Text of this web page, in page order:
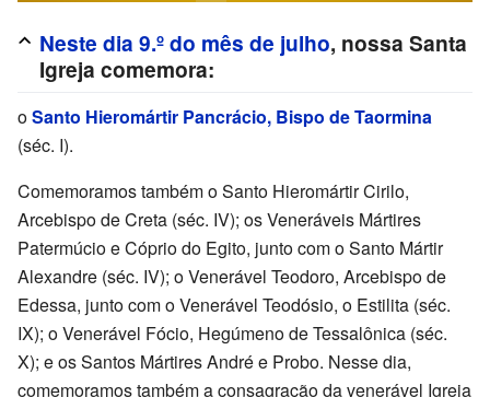
Neste dia 9.º do mês de julho, nossa Santa
Igreja comemora:
oSanto Hieromártir Pancrácio, Bispo de Taormina
(séc. I).
Comemoramos também o Santo Hieromártir Cirilo,
Arcebispo de Creta (séc. IV); os Veneráveis Mártires
Patermúcio e Cóprio do Egito, junto com o Santo Mártir
Alexandre (séc. IV); o Venerável Teodoro, Arcebispo de
Edessa, junto com o Venerável Teodósio, o Estilita (séc.
IX); o Venerável Fócio, Hegúmeno de Tessalônica (séc.
X); e os Santos Mártires André e Probo. Nesse dia,
comemoramos também a consagração da venerável Igreja